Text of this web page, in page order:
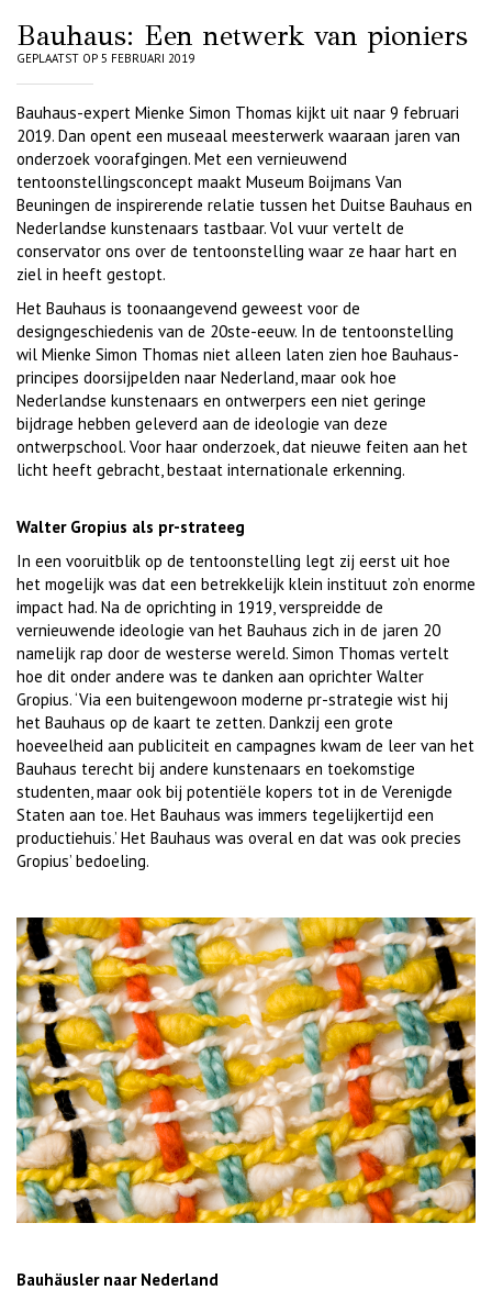
Bauhaus: Een netwerk van pioniers
GEPLAATST OP 5 FEBRUARI 2019
Bauhaus-expert Mienke Simon Thomas kijkt uit naar 9 februari
2019. Dan opent een museaal meesterwerk waaraan jaren van
onderzoek voorafgingen. Met een vernieuwend
tentoonstellingsconcept maakt Museum Boijmans Van
Beuningen de inspirerende relatie tussen het Duitse Bauhaus en
Nederlandse kunstenaars tastbaar. Vol vuur vertelt de
conservator ons over de tentoonstelling waar ze haar hart en
ziel in heeft gestopt.
Het Bauhaus is toonaangevend geweest voor de
designgeschiedenis van de 20ste-eeuw. In de tentoonstelling
wil Mienke Simon Thomas niet alleen laten zien hoe Bauhaus-
principes doorsijpelden naar Nederland, maar ook hoe
Nederlandse kunstenaars en ontwerpers een niet geringe
bijdrage hebben geleverd aan de ideologie van deze
ontwerpschool. Voor haar onderzoek, dat nieuwe feiten aan het
licht heeft gebracht, bestaat internationale erkenning.
Walter Gropius als pr-strateeg
In een vooruitblik op de tentoonstelling legt zij eerst uit hoe
het mogelijk was dat een betrekkelijk klein instituut zo’n enorme
impact had. Na de oprichting in 1919, verspreidde de
vernieuwende ideologie van het Bauhaus zich in de jaren 20
namelijk rap door de westerse wereld. Simon Thomas vertelt
hoe dit onder andere was te danken aan oprichter Walter
Gropius. ‘Via een buitengewoon moderne pr-strategie wist hij
het Bauhaus op de kaart te zetten. Dankzij een grote
hoeveelheid aan publiciteit en campagnes kwam de leer van het
Bauhaus terecht bij andere kunstenaars en toekomstige
studenten, maar ook bij potentiële kopers tot in de Verenigde
Staten aan toe. Het Bauhaus was immers tegelijkertijd een
productiehuis.’ Het Bauhaus was overal en dat was ook precies
Gropius’ bedoeling.
Bauhäusler naar Nederland